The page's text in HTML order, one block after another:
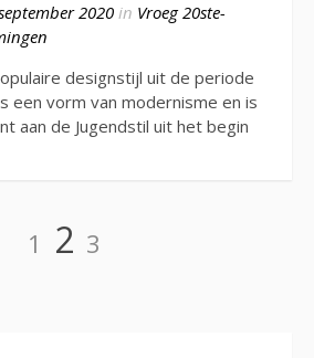
2020in Vroeg 20ste-
designstijl uit de periode
een vorm van modernisme en is
aan de Jugendstil uit het begin
Page
1 Page
2 Page
3